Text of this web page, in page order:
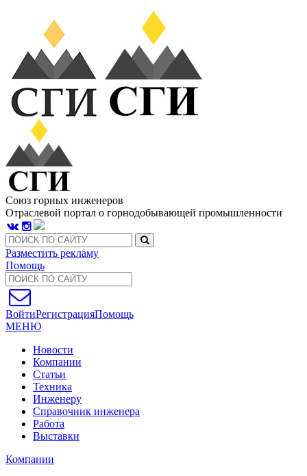
Союз горных инженеров
Отраслевой портал о горнодобывающей промышленности
Разместить рекламу
Помощь
ВойтиРегистрацияПомощь
МЕНЮ
Новости
Компании
Статьи
Техника
Инженеру
Справочник инженера
Работа
Выставки
Компании